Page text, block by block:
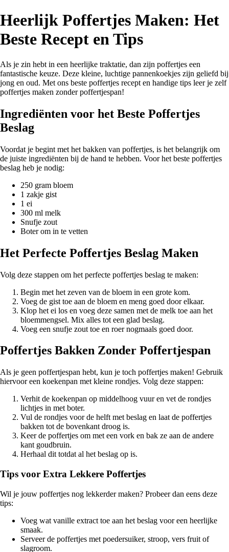
Heerlijk Poffertjes Maken: Het
Beste Recept en Tips
Als je zin hebt in een heerlijke traktatie, dan zijn poffertjes een
fantastische keuze. Deze kleine, luchtige pannenkoekjes zijn geliefd bij
jong en oud. Met ons beste poffertjes recept en handige tips leer je zelf
poffertjes maken zonder poffertjespan!
Ingrediënten voor het Beste Poffertjes
Beslag
Voordat je begint met het bakken van poffertjes, is het belangrijk om
de juiste ingrediënten bij de hand te hebben. Voor het beste poffertjes
beslag heb je nodig:
250 gram bloem
1 zakje gist
1 ei
300 ml melk
Snufje zout
Boter om in te vetten
Het Perfecte Poffertjes Beslag Maken
Volg deze stappen om het perfecte poffertjes beslag te maken:
Begin met het zeven van de bloem in een grote kom.
Voeg de gist toe aan de bloem en meng goed door elkaar.
Klop het ei los en voeg deze samen met de melk toe aan het
bloemmengsel. Mix alles tot een glad beslag.
Voeg een snufje zout toe en roer nogmaals goed door.
Poffertjes Bakken Zonder Poffertjespan
Als je geen poffertjespan hebt, kun je toch poffertjes maken! Gebruik
hiervoor een koekenpan met kleine rondjes. Volg deze stappen:
Verhit de koekenpan op middelhoog vuur en vet de rondjes
lichtjes in met boter.
Vul de rondjes voor de helft met beslag en laat de poffertjes
bakken tot de bovenkant droog is.
Keer de poffertjes om met een vork en bak ze aan de andere
kant goudbruin.
Herhaal dit totdat al het beslag op is.
Tips voor Extra Lekkere Poffertjes
Wil je jouw poffertjes nog lekkerder maken? Probeer dan eens deze
tips:
Voeg wat vanille extract toe aan het beslag voor een heerlijke
smaak.
Serveer de poffertjes met poedersuiker, stroop, vers fruit of
slagroom.